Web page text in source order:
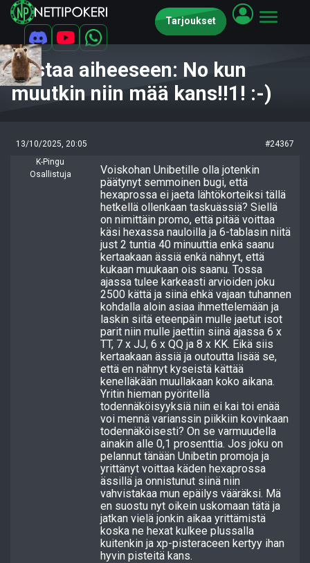
Tarjoukset
Vastaa aiheeseen: No kun
muutkin niin mää kans!!1! :-)
13/10/2025, 20:05
#24367
K-Pingu
Osallistuja
Voiskohan Unibetille olla jotenkin
päätynyt semmoinen bugi, että
hexaprossa ei jaeta lähtökorteiksi tällä
hetkellä ollenkaan taskuässiä? Siellä
on nimittäin promo, että pitää voittaa
käsi hexassa nauloilla ja 6-tablasin niitä
just 2 tuntia 40 minuuttia enkä saanu
kertaakaan ässiä enkä nähnyt, että
kukaan muukaan ois saanu. Tossa
ajassa tulee karkeasti arvioiden joku
2500 kättä ja siinä ehkä vajaan tuhannen
kohdalla aloin asiaa ihmettelemään ja
laskin siitä eteenpäin mulle jaetut isot
parit niin mulle jaettiin siinä ajassa 6 x
TT, 7 x JJ, 6 x QQ ja 8 x KK. Eikä siis
kertaakaan ässiä ja outoutta lisää se,
että en nähnyt kyseistä kättää
kenelläkään muullakaan koko aikana.
Yritin hieman pyöritellä
todennäköisyyksiä niin ei kai toi enää
voi mennä varianssin piikkiin kovinkaan
todennäköisesti? On se varmuudella
ainakin alle 0,1 prosenttia. Jos joku on
pelannut tänään Unibetin promoja ja
yrittänyt voittaa käden hexaprossa
ässillä ja onnistunut siinä niin
vahvistakaa mun epäilys vääräksi. Mä
en suostu nyt oikein uskomaan tätä ja
jatkan vielä jonkin aikaa yrittämistä
koska ne hexat kulkee plussalla
kuitenkin ja xp-pisteraceen kertyy ihan
hyvin pisteitä kans.